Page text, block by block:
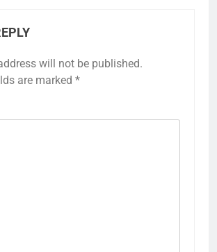
will not be published.
are marked *